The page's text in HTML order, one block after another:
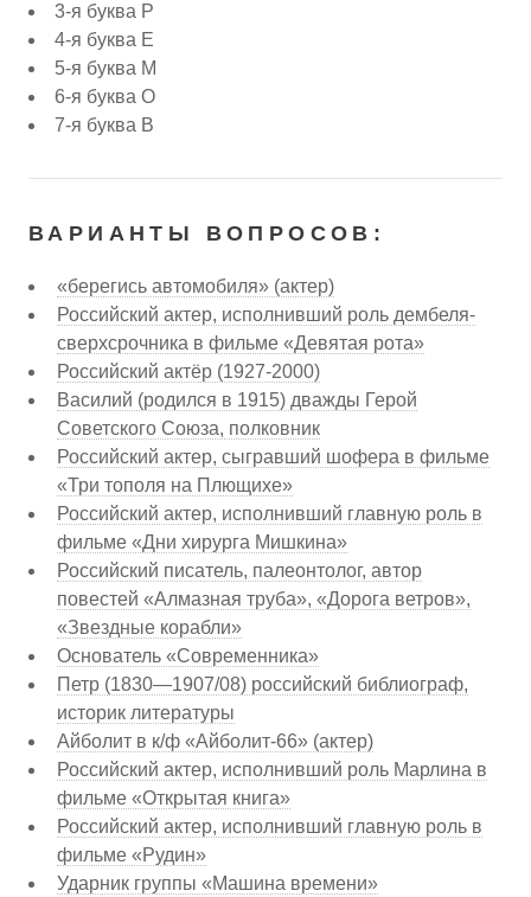
3-я буква Р
4-я буква Е
5-я буква М
6-я буква О
7-я буква В
ВАРИАНТЫ ВОПРОСОВ:
«берегись автомобиля» (актер)
Российский актер, исполнивший роль дембеля-
сверхсрочника в фильме «Девятая рота»
Российский актёр (1927-2000)
Василий (родился в 1915) дважды Герой
Советского Союза, полковник
Российский актер, сыгравший шофера в фильме
«Три тополя на Плющихе»
Российский актер, исполнивший главную роль в
фильме «Дни хирурга Мишкина»
Российский писатель, палеонтолог, автор
повестей «Алмазная труба», «Дорога ветров»,
«Звездные корабли»
Основатель «Современника»
Петр (1830—1907/08) российский библиограф,
историк литературы
Айболит в к/ф «Айболит-66» (актер)
Российский актер, исполнивший роль Марлина в
фильме «Открытая книга»
Российский актер, исполнивший главную роль в
фильме «Рудин»
Ударник группы «Машина времени»